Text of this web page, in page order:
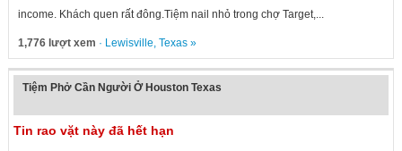
income. Khách quen rất đông.Tiệm nail nhỏ trong chợ Target,...
1,776 lượt xem · Lewisville, Texas»
Tiệm Phở Cần Người Ở Houston Texas
Tin rao vặt này đã hết hạn